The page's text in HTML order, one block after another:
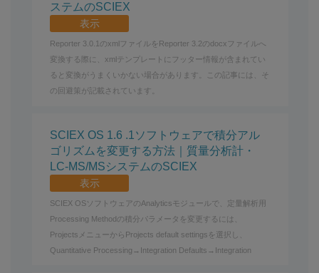
ステムのSCIEX
表示
Reporter 3.0.1のxmlファイルをReporter 3.2のdocxファイルへ
変換する際に、xmlテンプレートにフッター情報が含まれてい
ると変換がうまくいかない場合があります。この記事には、そ
の回避策が記載されています。
SCIEX OS 1.6 .1ソフトウェアで積分アル
ゴリズムを変更する方法｜質量分析計・
LC-MS/MSシステムのSCIEX
表示
SCIEX OSソフトウェアのAnalyticsモジュールで、定量解析用
Processing Methodの積分パラメータを変更するには、
ProjectsメニューからProjects default settingsを選択し、
Quantitative Processing→Integration Defaults→Integration